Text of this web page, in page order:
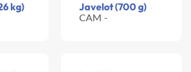
kg) Javelot (700 g)
CAM -